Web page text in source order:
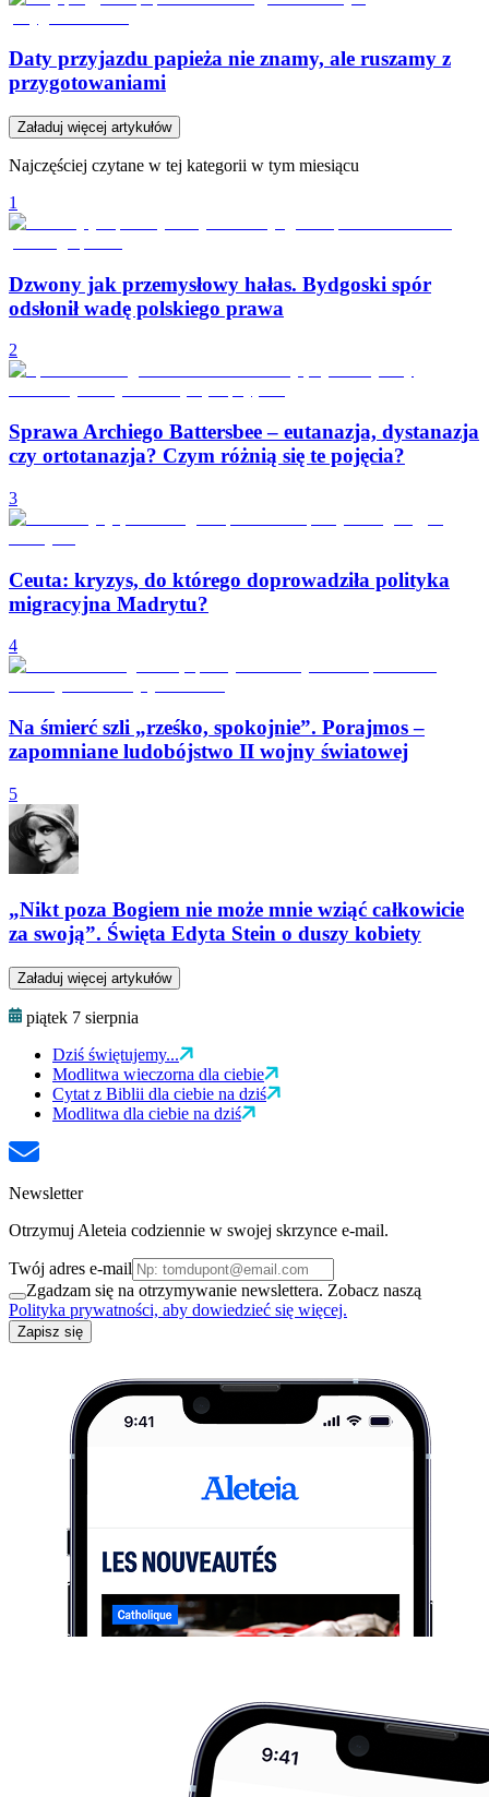
Daty przyjazdu papieża nie znamy, ale ruszamy z
przygotowaniami
Załaduj więcej artykułów
Najczęściej czytane w tej kategorii w tym miesiącu
1
Dzwony jak przemysłowy hałas. Bydgoski spór
odsłonił wadę polskiego prawa
2
Sprawa Archiego Battersbee – eutanazja, dystanazja
czy ortotanazja? Czym różnią się te pojęcia?
3
Ceuta: kryzys, do którego doprowadziła polityka
migracyjna Madrytu?
4
Na śmierć szli „rześko, spokojnie”. Porajmos –
zapomniane ludobójstwo II wojny światowej
5
„Nikt poza Bogiem nie może mnie wziąć całkowicie
za swoją”. Święta Edyta Stein o duszy kobiety
Załaduj więcej artykułów
piątek 7 sierpnia
Dziś świętujemy...
Modlitwa wieczorna dla ciebie
Cytat z Biblii dla ciebie na dziś
Modlitwa dla ciebie na dziś
Newsletter
Otrzymuj Aleteia codziennie w swojej skrzynce e-mail.
Twój adres e-mail
Zgadzam się na otrzymywanie newslettera. Zobacz naszą
Polityka prywatności, aby dowiedzieć się więcej.
Zapisz się